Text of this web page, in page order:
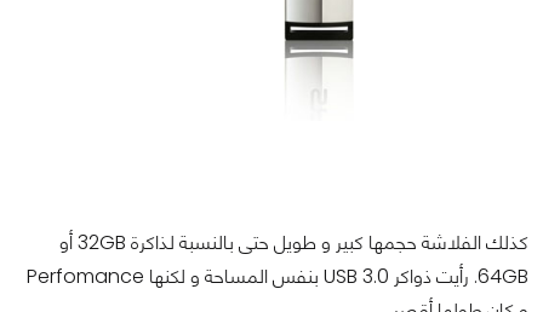
كذلك الفلاشة حجمها كبير و طويل حتى بالنسبة لذاكرة 32GB أو
64GB. رأيت ذواكر USB 3.0 بنفس المساحة و لكنها Perfomance